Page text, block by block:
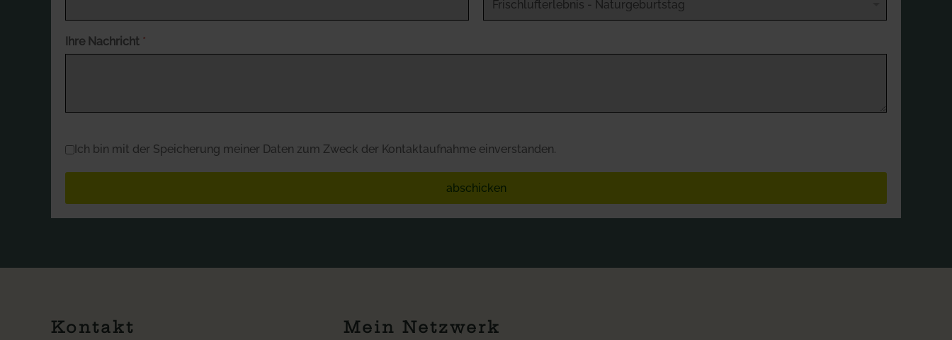
Ihre Nachricht *
Datenschutz*
Ich bin mit der Speicherung meiner Daten zum Zweck der Kontaktaufnahme einverstanden.
abschicken
Kontakt Mein Netzwerk